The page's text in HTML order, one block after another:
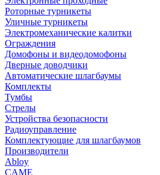
Роторные турникеты
Уличные турникеты
Электромеханические калитки
Ограждения
Домофоны и видеодомофоны
Дверные доводчики
Автоматические шлагбаумы
Комплекты
Тумбы
Стрелы
Устройства безопасности
Радиоуправление
Комплектующие для шлагбаумов
Производители
Abloy
CAME